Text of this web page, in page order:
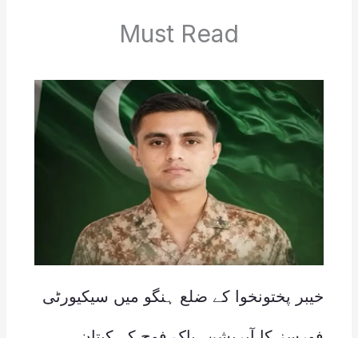
Must Read
خیبر پختونخوا کے ضلع ہنگو میں سیکیورٹی